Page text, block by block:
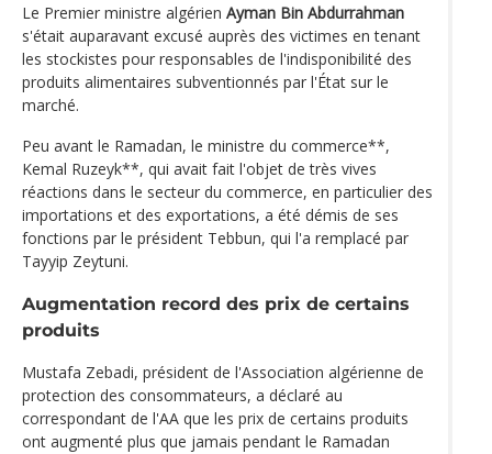
Le Premier ministre algérien Ayman Bin Abdurrahman
s'était auparavant excusé auprès des victimes en tenant
les stockistes pour responsables de l'indisponibilité des
produits alimentaires subventionnés par l'État sur le
marché.
Peu avant le Ramadan, le ministre du commerce**,
Kemal Ruzeyk**, qui avait fait l'objet de très vives
réactions dans le secteur du commerce, en particulier des
importations et des exportations, a été démis de ses
fonctions par le président Tebbun, qui l'a remplacé par
Tayyip Zeytuni.
Augmentation record des prix de certains
produits
Mustafa Zebadi, président de l'Association algérienne de
protection des consommateurs, a déclaré au
correspondant de l'AA que les prix de certains produits
ont augmenté plus que jamais pendant le Ramadan